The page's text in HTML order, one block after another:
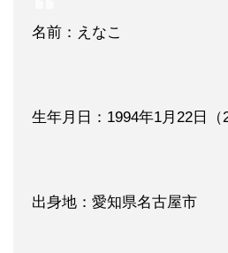
名前：えなこ
生年月日：1994年1月22日（
出身地：愛知県名古屋市